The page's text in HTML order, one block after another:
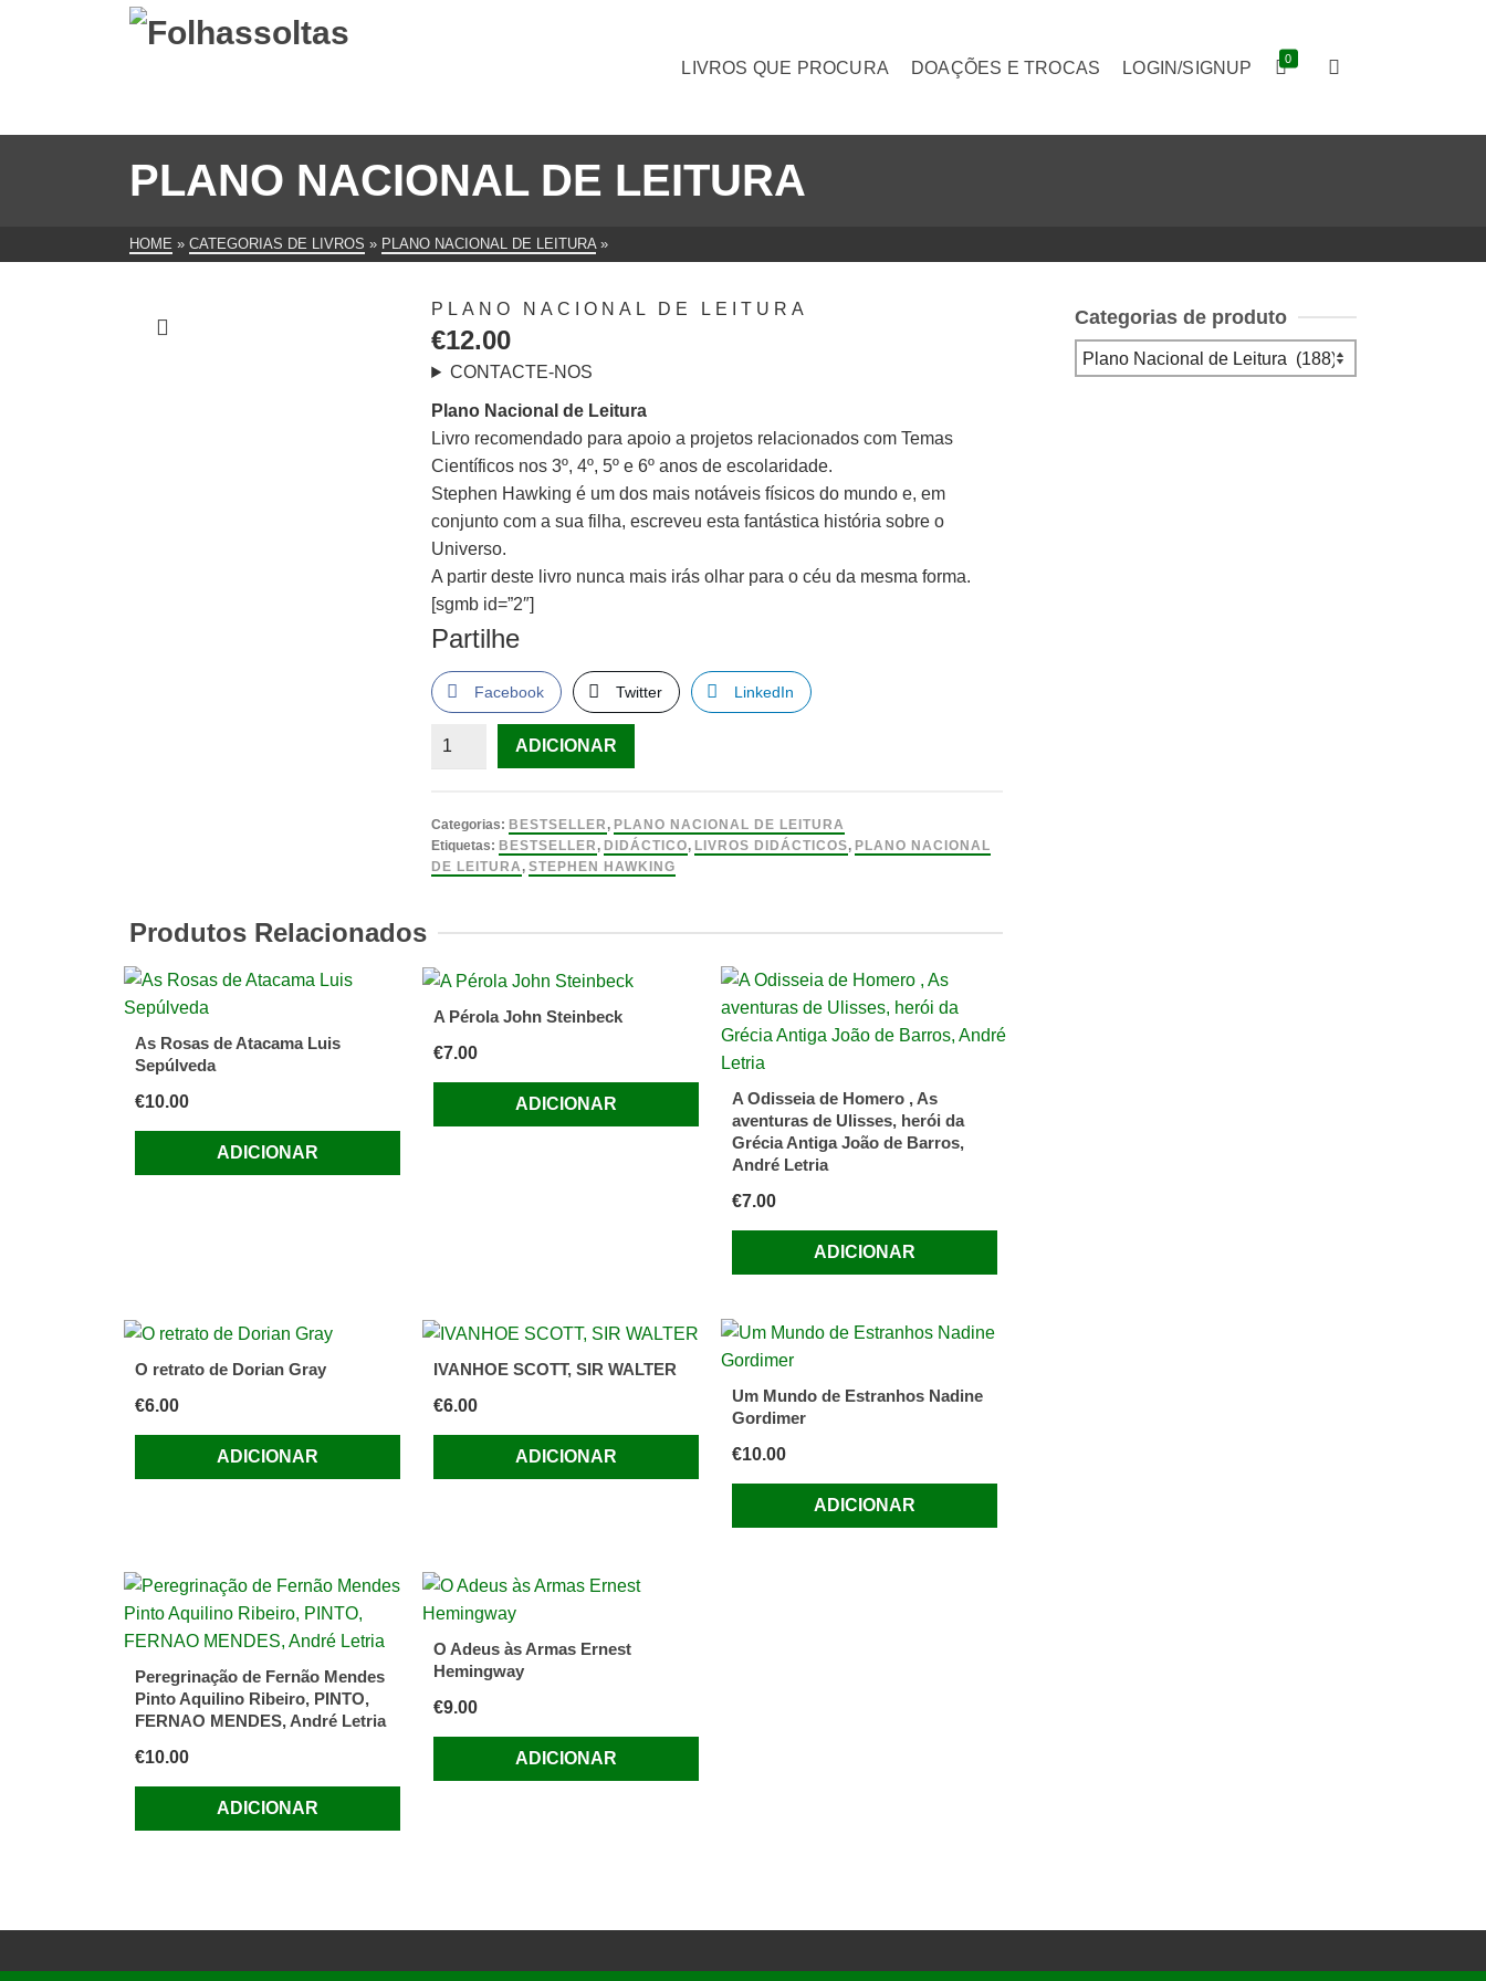
LIVROS QUE PROCURA DOAÇÕES E TROCAS LOGIN/SIGNUP 0
PLANO NACIONAL DE LEITURA
HOME » CATEGORIAS DE LIVROS » PLANO NACIONAL DE LEITURA »
PLANO NACIONAL DE LEITURA
€12.00
CONTACTE-NOS
Plano Nacional de Leitura
Livro recomendado para apoio a projetos relacionados com Temas
Científicos nos 3º, 4º, 5º e 6º anos de escolaridade.
Stephen Hawking é um dos mais notáveis físicos do mundo e, em
conjunto com a sua filha, escreveu esta fantástica história sobre o
Universo.
A partir deste livro nunca mais irás olhar para o céu da mesma forma.
[sgmb id=”2″]
Partilhe
Facebook Twitter LinkedIn
QuantidadeADICIONAR
Categorias: BESTSELLER , PLANO NACIONAL DE LEITURA
Etiquetas: BESTSELLER , DIDÁCTICO, LIVROS DIDÁCTICOS, PLANO NACIONAL
DE LEITURA ,STEPHEN HAWKING
Produtos Relacionados
As Rosas de Atacama Luis
Sepúlveda
€10.00
ADICIONAR
A Pérola John Steinbeck
€7.00
ADICIONAR
A Odisseia de Homero , As
aventuras de Ulisses, herói da
Grécia Antiga João de Barros,
André Letria
€7.00
ADICIONAR
O retrato de Dorian Gray
€6.00
ADICIONAR
IVANHOE SCOTT, SIR WALTER
€6.00
ADICIONAR
Um Mundo de Estranhos Nadine
Gordimer
€10.00
ADICIONAR
Peregrinação de Fernão Mendes
Pinto Aquilino Ribeiro, PINTO,
FERNAO MENDES, André Letria
€10.00
ADICIONAR
O Adeus às Armas Ernest
Hemingway
€9.00
ADICIONAR
Categorias de produto